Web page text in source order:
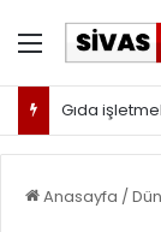
Menü
Gıda
Anasayfa /